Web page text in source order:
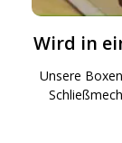
Wird in
Unsere